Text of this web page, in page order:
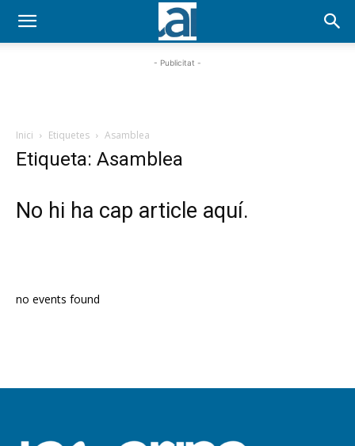
- Publicitat -
Inici Etiquetes Asamblea
Etiqueta: Asamblea
No hi ha cap article aquí.
no events found